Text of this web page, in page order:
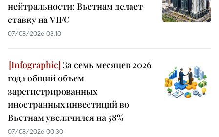
нейтральности: Вьетнам делает
ставку на VIFC
07/08/2026 03:10
За семь месяцев 2026
года общий объем
зарегистрированных
иностранных инвестиций во
Вьетнам увеличился на 58%
07/08/2026 00:30